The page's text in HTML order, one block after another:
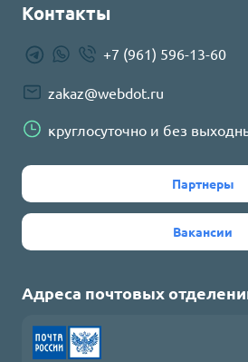
Контакты
+7 (961) 596-13-60
zakaz@webdot.ru
круглосуточно и без
Партнеры
Вакансии
Адреса почтовых